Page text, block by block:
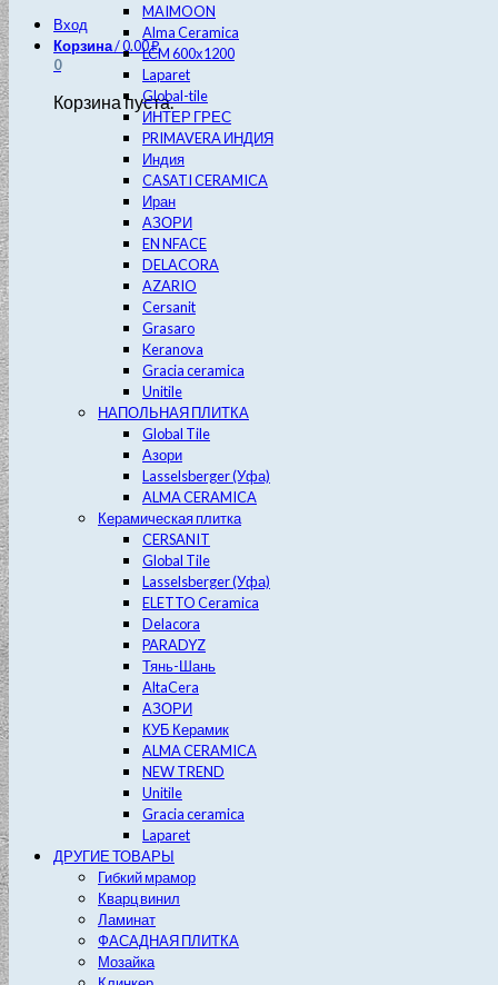
Вход
Корзина/0.00₽
0
Корзина пуста.
MAIMOON
Alma Ceramica
LCM 600х1200
Laparet
Global-tile
ИНТЕР ГРЕС
PRIMAVERA ИНДИЯ
Индия
CASATI CERAMICA
Иран
АЗОРИ
EN NFACE
DELACORA
AZARIO
Cersanit
Grasaro
Keranova
Gracia ceramica
Unitile
НАПОЛЬНАЯ ПЛИТКА
Global Tile
Азори
Lasselsberger (Уфа)
ALMA CERAMICA
Керамическая плитка
CERSANIT
Global Tile
Lasselsberger (Уфа)
ELETTO Ceramica
Delacora
PARADYZ
Тянь-Шань
AltaCera
АЗОРИ
КУБ Керамик
ALMA CERAMICA
NEW TREND
Unitile
Gracia ceramica
Laparet
ДРУГИЕ ТОВАРЫ
Гибкий мрамор
Кварц винил
Ламинат
ФАСАДНАЯ ПЛИТКА
Мозайка